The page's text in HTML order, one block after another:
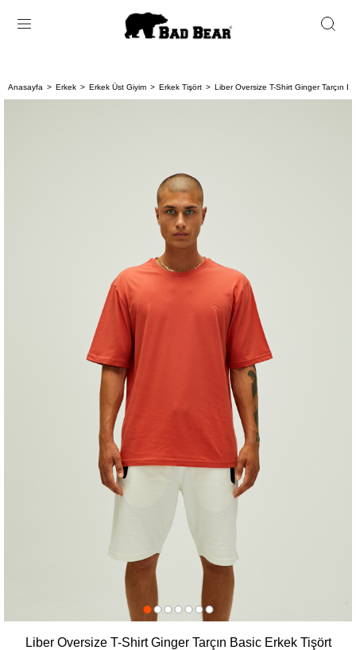
Anasayfa Erkek Erkek Üst Giyim Erkek Tişört Liber Oversize T-Shirt Ginger Tarçın
Liber Oversize T-Shirt Ginger Tarçın Basic Erkek Tişört